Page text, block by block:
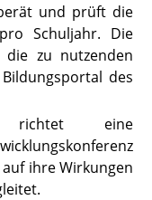
und prüft die
Schuljahr. Die
zu nutzenden
des
eine
ihre Wirkungen